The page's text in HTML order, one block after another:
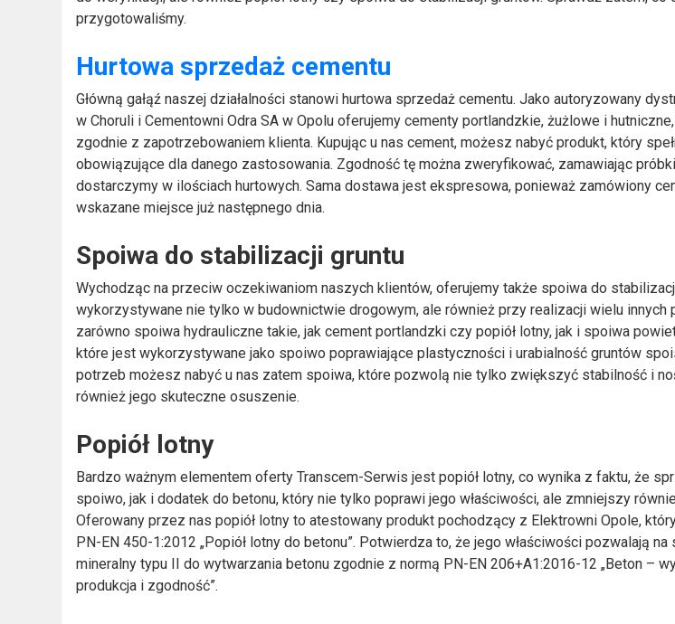
przygotowaliśmy.
Hurtowa sprzedaż cementu
Główną gałąź naszej działalności stanowi hurtowa sprzedaż cementu. Jako autoryzowany
w Choruli i Cementowni Odra SA w Opolu oferujemy cementy portlandzkie, żużlowe i
zgodnie z zapotrzebowaniem klienta. Kupując u nas cement, możesz nabyć produkt, który
obowiązujące dla danego zastosowania. Zgodność tę można zweryfikować, zamawiając
dostarczymy w ilościach hurtowych. Sama dostawa jest ekspresowa, ponieważ zamówiony
wskazane miejsce już następnego dnia.
Spoiwa do stabilizacji gruntu
Wychodząc na przeciw oczekiwaniom naszych klientów, oferujemy także spoiwa do
wykorzystywane nie tylko w budownictwie drogowym, ale również przy realizacji wielu innych
zarówno spoiwa hydrauliczne takie, jak cement portlandzki czy popiół lotny, jak i spoiwa
które jest wykorzystywane jako spoiwo poprawiające plastyczności i urabialność gruntów
potrzeb możesz nabyć u nas zatem spoiwa, które pozwolą nie tylko zwiększyć stabilność i
również jego skuteczne osuszenie.
Popiół lotny
Bardzo ważnym elementem oferty Transcem-Serwis jest popiół lotny, co wynika z faktu, że
spoiwo, jak i dodatek do betonu, który nie tylko poprawi jego właściwości, ale zmniejszy
Oferowany przez nas popiół lotny to atestowany produkt pochodzący z Elektrowni Opole,
PN-EN 450-1:2012 „Popiół lotny do betonu”. Potwierdza to, że jego właściwości pozwalają
mineralny typu II do wytwarzania betonu zgodnie z normą PN-EN 206+A1:2016-12 „Beton –
produkcja i zgodność”.